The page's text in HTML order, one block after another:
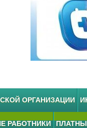
ОРГАНИЗАЦИИ
РАБОТНИКИ